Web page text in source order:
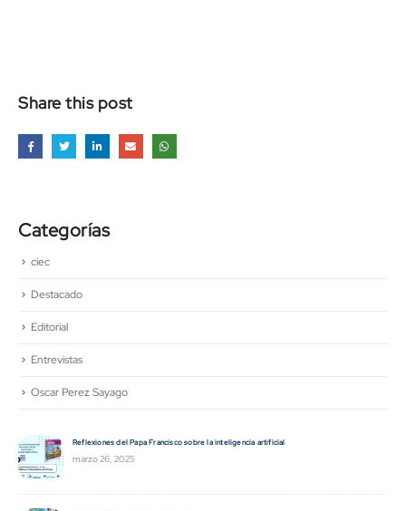
Share this post
Categorías
ciec
Destacado
Editorial
Entrevistas
Oscar Perez Sayago
El manejo y el conocimiento de las emociones y cómo influyen en la elección del
proyecto de vida